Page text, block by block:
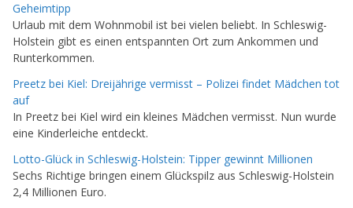
Geheimtipp
Urlaub mit dem Wohnmobil ist bei vielen beliebt. In Schleswig-
Holstein gibt es einen entspannten Ort zum Ankommen und
Runterkommen.
Preetz bei Kiel: Dreijährige vermisst – Polizei findet Mädchen tot
auf
In Preetz bei Kiel wird ein kleines Mädchen vermisst. Nun wurde
eine Kinderleiche entdeckt.
Lotto-Glück in Schleswig-Holstein: Tipper gewinnt Millionen
Sechs Richtige bringen einem Glückspilz aus Schleswig-Holstein
2,4 Millionen Euro.